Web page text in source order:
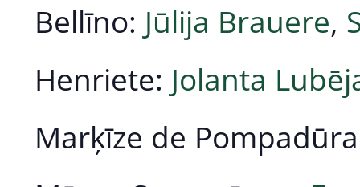
Bellīno: Jūlija Brauere,
Henriete: Jolanta
Marķīze de